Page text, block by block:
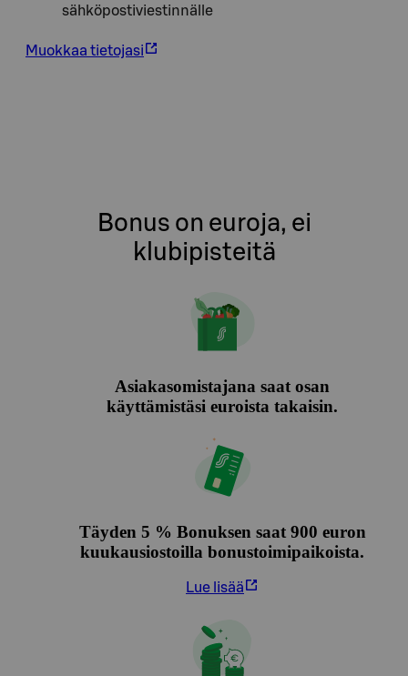
sähköpostiviestinnälle
Muokkaa tietojasi
Bonus on euroja, ei
klubipisteitä
Asiakasomistajana saat osan
käyttämistäsi euroista takaisin.
Täyden 5 % Bonuksen saat 900 euron
kuukausiostoilla bonustoimipaikoista.
Lue lisää